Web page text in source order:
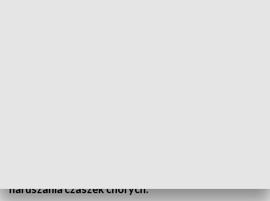
naruszania czaszek chorych.